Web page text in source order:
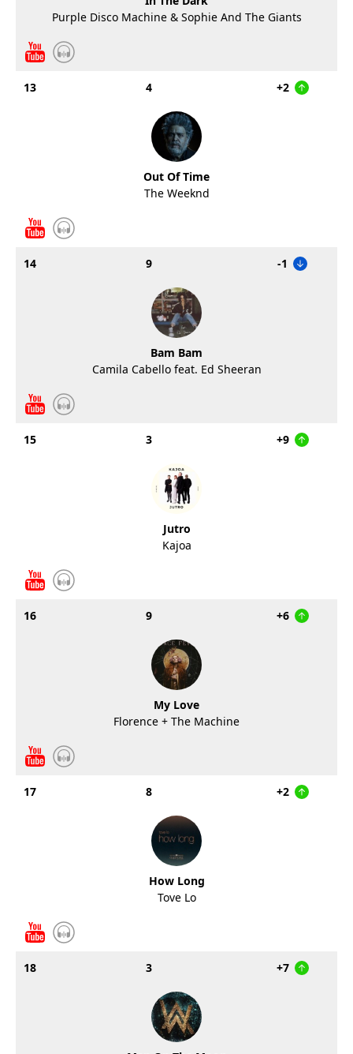
Purple Disco Machine & Sophie And The Giants
13 4 +2
Out Of Time
The Weeknd
14 9 -1
Bam Bam
Camila Cabello feat. Ed Sheeran
15 3 +9
Jutro
Kajoa
16 9 +6
My Love
Florence + The Machine
17 8 +2
How Long
Tove Lo
18 3 +7